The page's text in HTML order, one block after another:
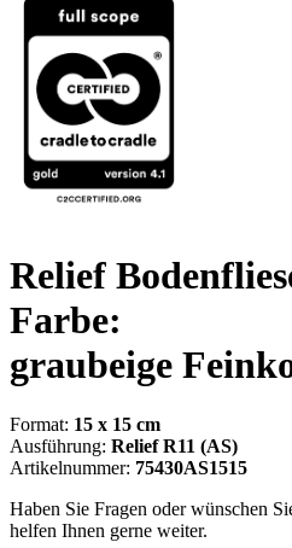
Relief
Farbe:
graubeige
Format: 15 x 15 cm
Ausführung: Relief R11 (AS)
Artikelnummer: 75430AS1515
Haben Sie Fragen oder wünschen
helfen Ihnen gerne weiter.